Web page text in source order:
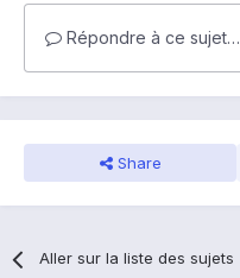
Répondre à ce sujet…
Share
Aller sur la liste des sujets